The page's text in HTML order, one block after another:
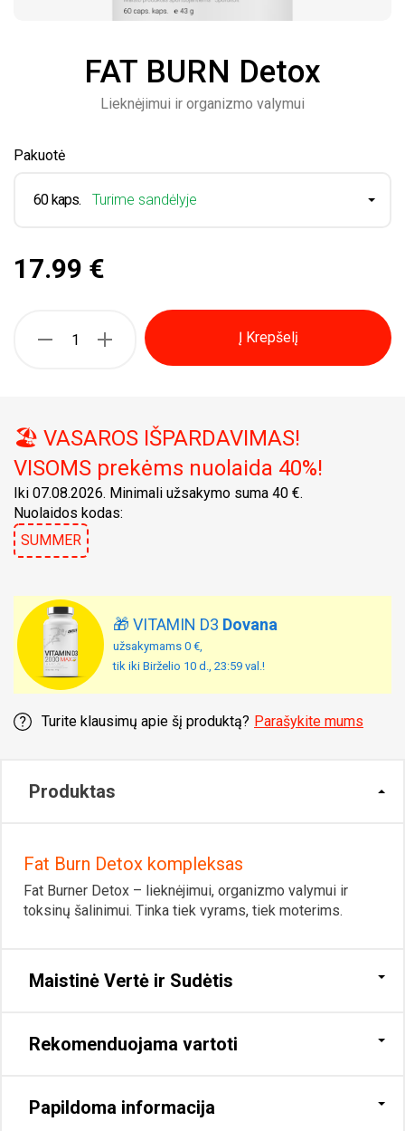
FAT BURN Detox
Lieknėjimui ir organizmo valymui
Pakuotė
60 kaps. Turime sandėlyje
17.99 €
Į Krepšelį
🏖️ VASAROS IŠPARDAVIMAS!
VISOMS prekėms nuolaida 40%!
Iki 07.08.2026. Minimali užsakymo suma 40 €.
Nuolaidos kodas:
SUMMER
🎁 VITAMIN D3 Dovana
užsakymams 0 €,
tik iki Birželio 10 d., 23:59 val.!
Turite klausimų apie šį produktą? Parašykite mums
Produktas
Fat Burn Detox kompleksas
Fat Burner Detox – lieknėjimui, organizmo valymui ir
toksinų šalinimui. Tinka tiek vyrams, tiek moterims.
Maistinė Vertė ir Sudėtis
Rekomenduojama vartoti
Papildoma informacija